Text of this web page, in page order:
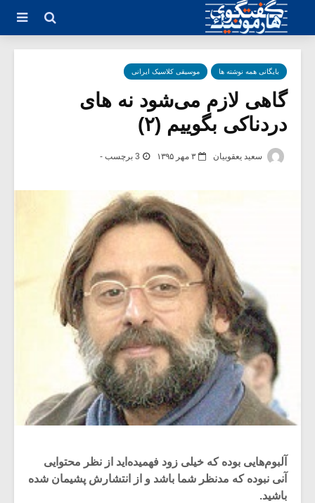
بایگانی همه نوشته ها موسیقی کلاسیک ایرانی
گاهی لازم می‌شود نه های
دردناکی بگوییم (۲)
سعید یعقوبیان ۳ مهر ۱۳۹۵ 3 برچسب -
آلبوم‌هایی بوده که خیلی زود فهمیده‌اید از نظر محتوایی
آنی نبوده که مدنظر شما باشد و از انتشارش پشیمان شده
باشید.